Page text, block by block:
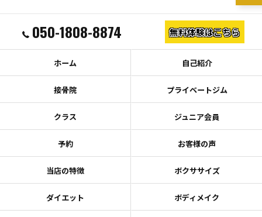
050-1808-8874 無料体験はこちら
ホーム 自己紹介
接骨院 プライベートジム
クラス ジュニア会員
予約 お客様の声
当店の特徴 ボクササイズ
ダイエット ボディメイク